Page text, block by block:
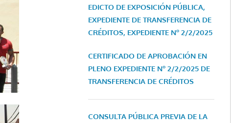
EDICTO DE EXPOSICIÓN PÚBLICA,
EXPEDIENTE DE TRANSFERENCIA DE
CRÉDITOS, EXPEDIENTE Nº 2/2/2025
CERTIFICADO DE APROBACIÓN EN
PLENO EXPEDIENTE Nº 2/2/2025 DE
TRANSFERENCIA DE CRÉDITOS
CONSULTA PÚBLICA PREVIA DE LA